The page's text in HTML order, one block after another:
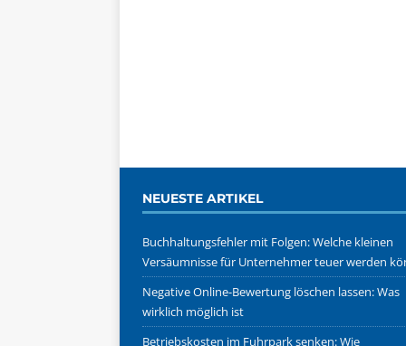
NEUESTE ARTIKEL
Buchhaltungsfehler mit Folgen: Welche kleinen
Versäumnisse für Unternehmer teuer werden
Negative Online-Bewertung löschen lassen: Was
wirklich möglich ist
Betriebskosten im Fuhrpark senken: Wie